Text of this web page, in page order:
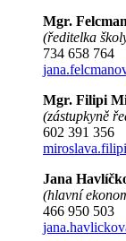
Mgr.
(ředitelka
734 658 764
Mgr. Filipi
(zástupkyně
602 391 356
Jana
(hlavní
466 950 503